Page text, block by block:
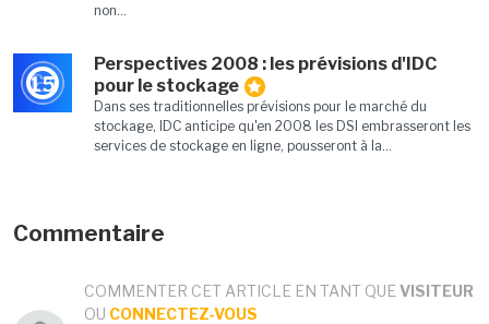
non...
15
Perspectives 2008 : les prévisions d'IDC
pour le stockage
Dans ses traditionnelles prévisions pour le marché du
stockage, IDC anticipe qu'en 2008 les DSI embrasseront les
services de stockage en ligne, pousseront à la...
Commentaire
COMMENTER CET ARTICLE EN TANT QUE VISITEUR
OU CONNECTEZ-VOUS